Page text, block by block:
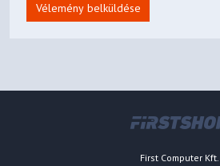
Vélemény belküldése
First Computer Kft.